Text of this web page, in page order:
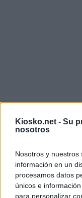
Kiosko.net - Su
nosotros
Nosotros y nuestros
información en un
procesamos datos
únicos e
para personalizar
© Kiosko.net